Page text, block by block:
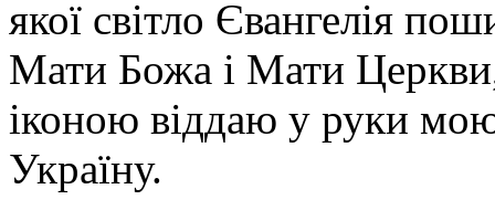
якої світло Євангелія
Мати Божа і Мати
іконою віддаю у руки
Україну.